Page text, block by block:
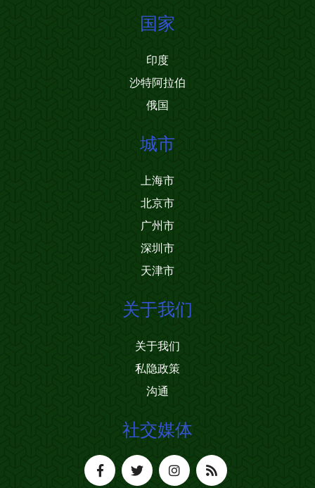
国家
印度
沙特阿拉伯
俄国
城市
上海市
北京市
广州市
深圳市
天津市
关于我们
关于我们
私隐政策
沟通
社交媒体